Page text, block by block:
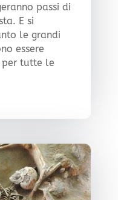
passi di
E si
le grandi
essere
per tutte le